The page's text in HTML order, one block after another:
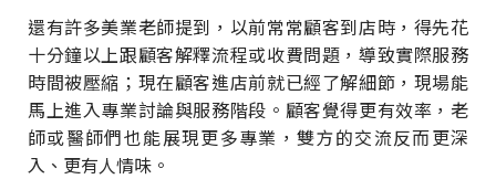
還有許多美業老師提到，以前常常顧客到店時，得先花
十分鐘以上跟顧客解釋流程或收費問題，導致實際服務
時間被壓縮；現在顧客進店前就已經了解細節，現場能
馬上進入專業討論與服務階段。顧客覺得更有效率，老
師或醫師們也能展現更多專業，雙方的交流反而更深
入、更有人情味。